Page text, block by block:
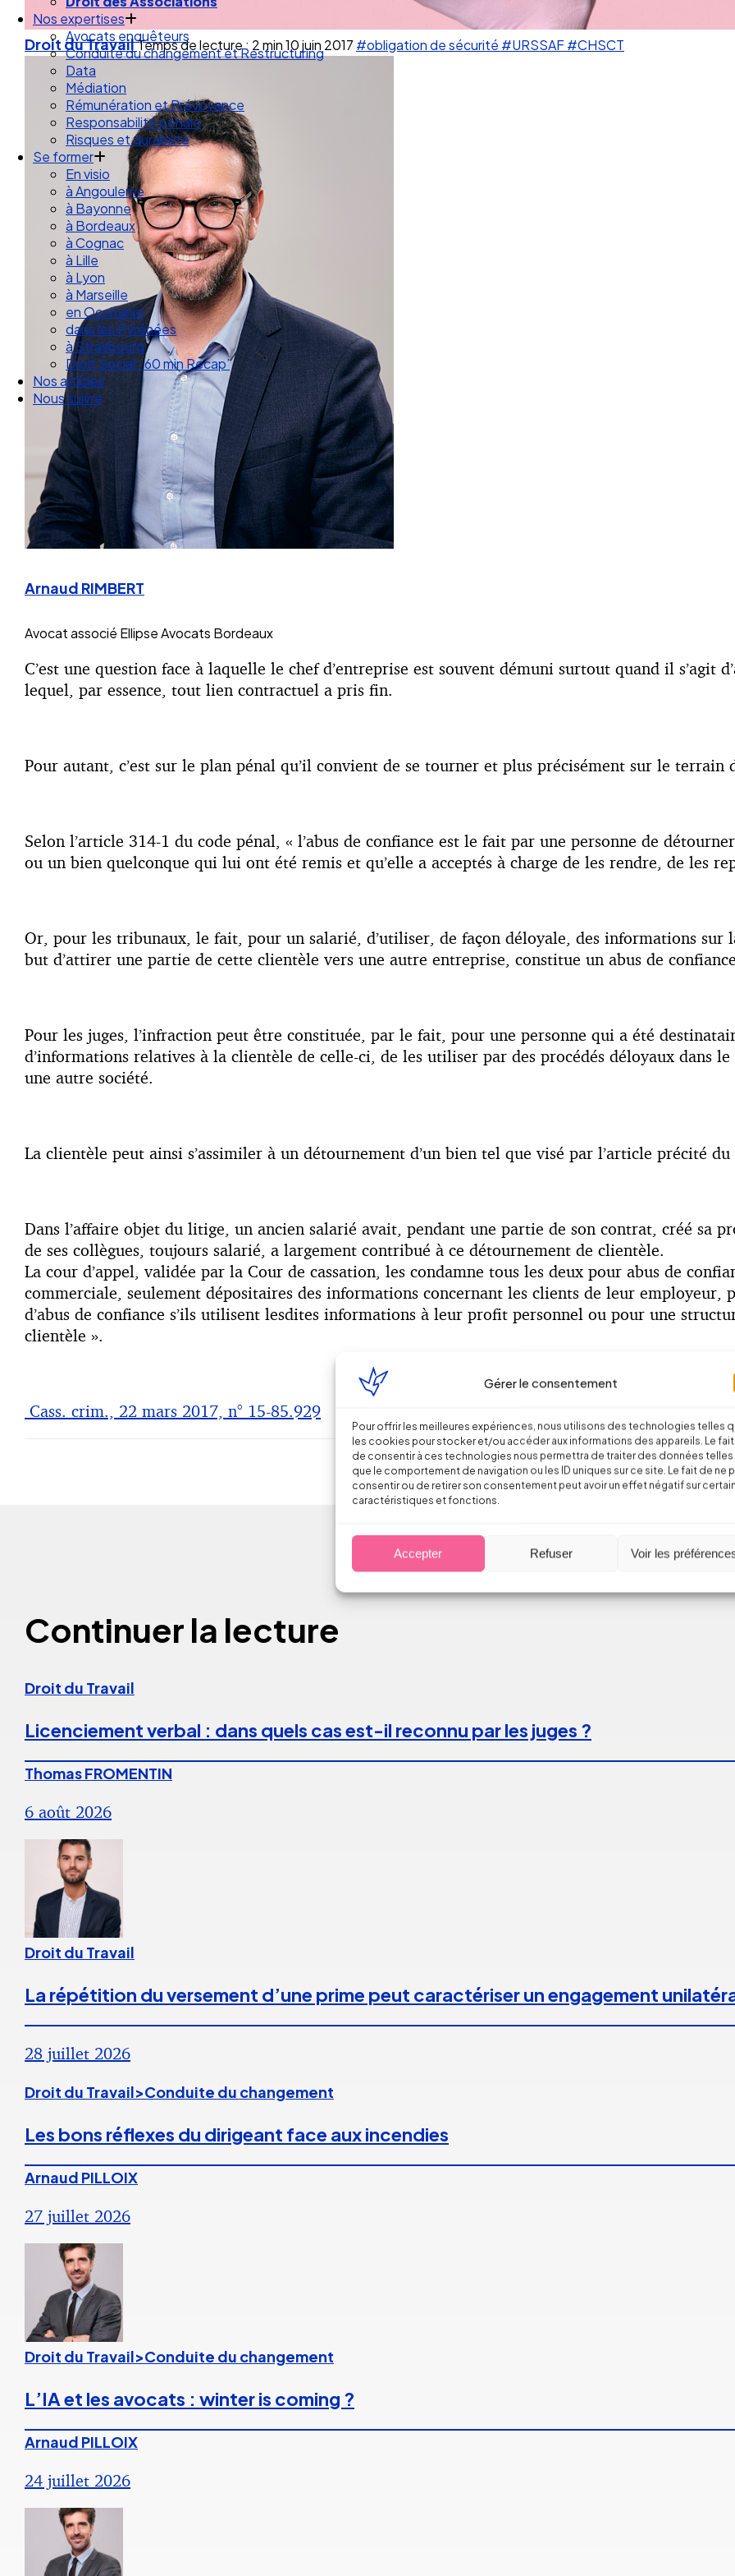
Gérer le consentement
Pour offrir les meilleures expériences, nous utilisons des technologies telles
les cookies pour stocker et/ou accéder aux informations des appareils. Le fait
de consentir à ces technologies nous permettra de traiter des données telles
que le comportement de navigation ou les ID uniques sur ce site. Le fait de ne
consentir ou de retirer son consentement peut avoir un effet négatif sur
caractéristiques et fonctions.
Accepter Refuser Voir les
Nos expertises
Avocats enquêteurs
Conduite du changement et Restructuring
Data
Médiation
Rémunération et Prévoyance
Responsabilité pénale
Risques et durabilité
Se former
En visio
à Angouleme
à Bayonne
à Bordeaux
à Cognac
à Lille
à Lyon
à Marseille
en Occitanie
dans les Pyrénées
à Strasbourg
Droit Social : 60 min Recap’
Nos articles
Nous suivre
Droit du TravailTemps de lecture : 2 min10 juin 2017 #obligation de sécurité #URSSAF#CHSCT
Arnaud RIMBERT
Avocat associé Ellipse Avocats Bordeaux
C’est une question face à laquelle le chef d’entreprise est souvent démuni surtout quand il s’agit
lequel, par essence, tout lien contractuel a pris fin.
Pour autant, c’est sur le plan pénal qu’il convient de se tourner et plus précisément sur le terrain
Selon l’article 314-1 du code pénal, « l’abus de confiance est le fait par une personne de
ou un bien quelconque qui lui ont été remis et qu’elle a acceptés à charge de les rendre, de les
Or, pour les tribunaux, le fait, pour un salarié, d’utiliser, de façon déloyale, des informations sur
but d’attirer une partie de cette clientèle vers une autre entreprise, constitue un abus de
Pour les juges, l’infraction peut être constituée, par le fait, pour une personne qui a été
d’informations relatives à la clientèle de celle-ci, de les utiliser par des procédés déloyaux dans
une autre société.
La clientèle peut ainsi s’assimiler à un détournement d’un bien tel que visé par l’article précité du
Dans l’affaire objet du litige, un ancien salarié avait, pendant une partie de son contrat, créé sa
de ses collègues, toujours salarié, a largement contribué à ce détournement de clientèle.
La cour d’appel, validée par la Cour de cassation, les condamne tous les deux pour abus de
commerciale, seulement dépositaires des informations concernant les clients de leur employeur,
d’abus de confiance s’ils utilisent lesdites informations à leur profit personnel ou pour une
clientèle ».
Cass. crim., 22 mars 2017, n° 15-85.929
Continuer la lecture
Droit du Travail
Licenciement verbal : dans quels cas est-il reconnu par les juges ?
Thomas FROMENTIN
6 août 2026
Droit du Travail
La répétition du versement d’une prime peut caractériser un engagement
28 juillet 2026
Droit du Travail>Conduite du changement
Les bons réflexes du dirigeant face aux incendies
Arnaud PILLOIX
27 juillet 2026
Droit du Travail>Conduite du changement
L’IA et les avocats : winter is coming ?
Arnaud PILLOIX
24 juillet 2026